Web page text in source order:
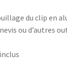
du clip en
ou d’autres